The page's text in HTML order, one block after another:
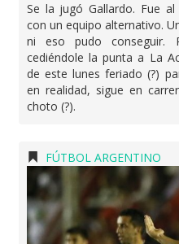
Se la jugó Gallardo. Fue
con un equipo alternativo.
ni eso pudo conseguir.
cediéndole la punta a La
de este lunes feriado (?)
en realidad, sigue en
choto (?).
FÚTBOL ARGENTINO